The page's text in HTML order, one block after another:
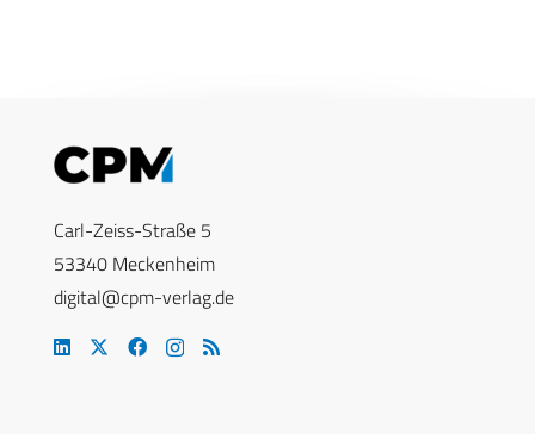
Carl-Zeiss-Straße 5
53340 Meckenheim
digital@cpm-verlag.de